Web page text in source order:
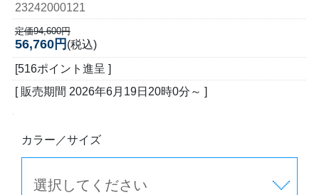
23242000121
定価94,600円
56,760円 (税込)
[516ポイント進呈 ]
[ 販売期間 2026年6月19日20時0分 ～ ]
カラー／サイズ